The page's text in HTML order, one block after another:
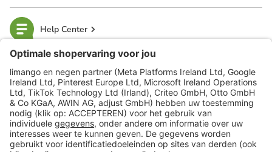
Help Center
limango
Veilig winkelen
Klantenservice